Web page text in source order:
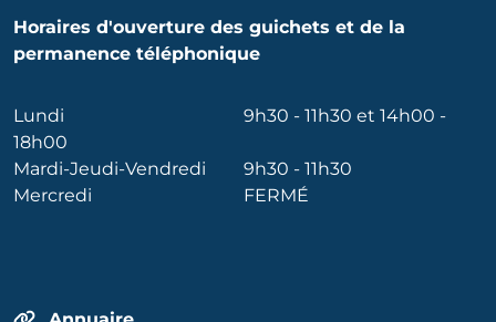
Horaires d'ouverture des guichets et de la
permanence téléphonique
Lundi
9h30 - 11h30 et 14h00 -
18h00
Mardi-Jeudi-Vendredi
9h30 - 11h30
Mercredi
FERMÉ